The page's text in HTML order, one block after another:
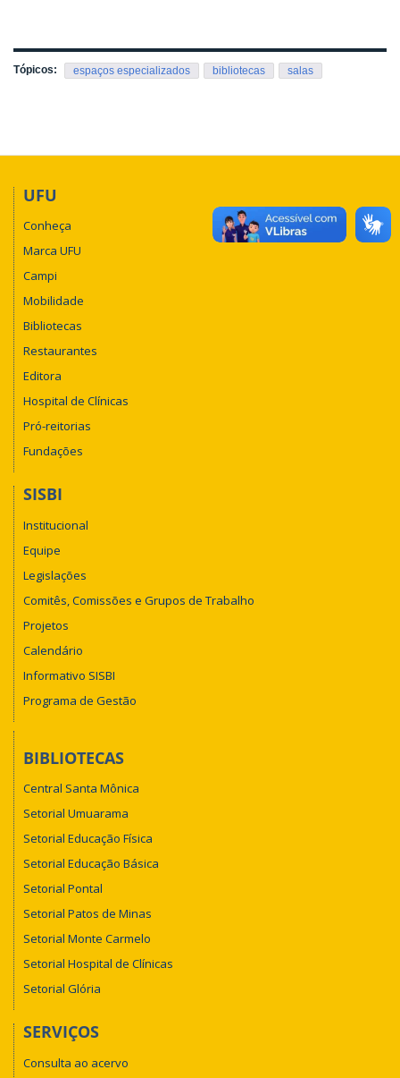
Tópicos: espaços especializados bibliotecas salas
UFU
Conheça
Marca UFU
Campi
Mobilidade
Bibliotecas
Restaurantes
Editora
Hospital de Clínicas
Pró-reitorias
Fundações
SISBI
Institucional
Equipe
Legislações
Comitês, Comissões e Grupos de Trabalho
Projetos
Calendário
Informativo SISBI
Programa de Gestão
BIBLIOTECAS
Central Santa Mônica
Setorial Umuarama
Setorial Educação Física
Setorial Educação Básica
Setorial Pontal
Setorial Patos de Minas
Setorial Monte Carmelo
Setorial Hospital de Clínicas
Setorial Glória
SERVIÇOS
Consulta ao acervo